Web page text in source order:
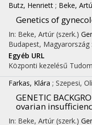
Butz, Henriett ; Beke,
Genetics of
In: Beke, Artúr (szerk.)
Budapest, Magyarország :
Egyéb URL
Központi kezelésű
Farkas, Klára ; Szepesi,
GENETIC
ovarian
In: Beke, Artúr (szerk.)